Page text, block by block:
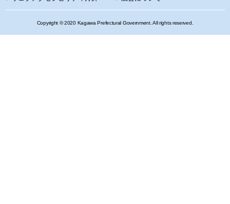
Copyright © 2020 Kagawa Prefectural Government. All rights reserved.